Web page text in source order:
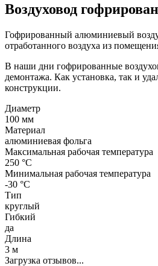
Воздуховод
Гофрированный алюминиевый
отработанного воздуха из
В наши дни гофрированные
демонтажа. Как установка, так и
конструкции.
Диаметр
100 мм
Материал
алюминиевая фольга
Максимальная рабочая температура
250 °С
Минимальная рабочая температура
-30 °С
Тип
круглый
Гибкий
да
Длина
3 м
Загрузка отзывов...